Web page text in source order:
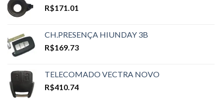
R$171.01
CH.PRESENÇA HIUNDAY 3B
R$169.73
TELECOMADO VECTRA NOVO
R$410.74